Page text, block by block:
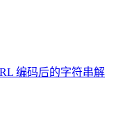
编码后的字符串解